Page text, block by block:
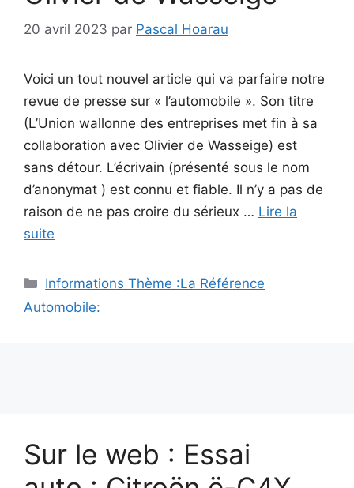
20 avril 2023 par Pascal Hoarau
Voici un tout nouvel article qui va parfaire notre
revue de presse sur « l’automobile ». Son titre
(L’Union wallonne des entreprises met fin à sa
collaboration avec Olivier de Wasseige) est
sans détour. L’écrivain (présenté sous le nom
d’anonymat ) est connu et fiable. Il n’y a pas de
raison de ne pas croire du sérieux … Lire la
suite
Catégories
Informations Thème :La Référence
Automobile:
Sur le web : Essai